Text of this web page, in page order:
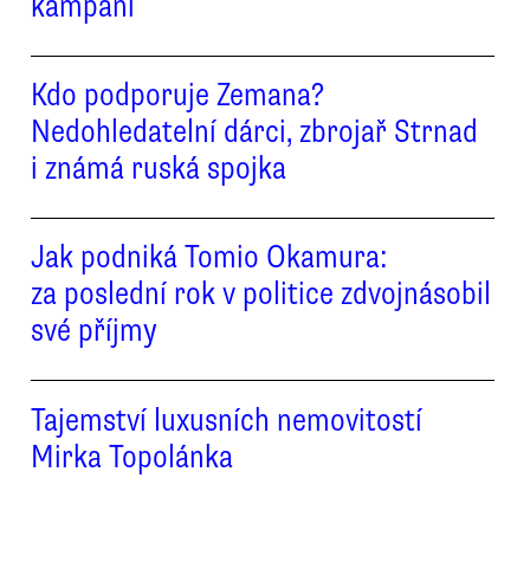
Kdo podporuje Zemana?
Nedohledatelní dárci, zbrojař Strnad
i známá ruská spojka
Jak podniká Tomio Okamura:
za poslední rok v politice zdvojnásobil
své příjmy
Tajemství luxusních nemovitostí
Mirka Topolánka